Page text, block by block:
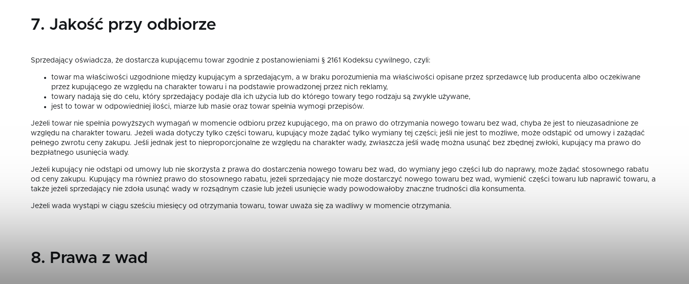
7. Jakość przy odbiorze
Sprzedający oświadcza, że dostarcza kupującemu towar zgodnie z postanowieniami § 2161 Kodeksu cywilnego, czyli:
towar ma właściwości uzgodnione między kupującym a sprzedającym, a w braku porozumienia ma właściwości opisane przez sprzedawcę lub producenta albo oczekiwane
przez kupującego ze względu na charakter towaru i na podstawie prowadzonej przez nich reklamy,
towary nadają się do celu, który sprzedający podaje dla ich użycia lub do którego towary tego rodzaju są zwykle używane,
jest to towar w odpowiedniej ilości, miarze lub masie oraz towar spełnia wymogi przepisów.
Jeżeli towar nie spełnia powyższych wymagań w momencie odbioru przez kupującego, ma on prawo do otrzymania nowego towaru bez wad, chyba że jest to nieuzasadnione ze
względu na charakter towaru. Jeżeli wada dotyczy tylko części towaru, kupujący może żądać tylko wymiany tej części; jeśli nie jest to możliwe, może odstąpić od umowy i zażądać
pełnego zwrotu ceny zakupu. Jeśli jednak jest to nieproporcjonalne ze względu na charakter wady, zwłaszcza jeśli wadę można usunąć bez zbędnej zwłoki, kupujący ma prawo do
bezpłatnego usunięcia wady.
Jeżeli kupujący nie odstąpi od umowy lub nie skorzysta z prawa do dostarczenia nowego towaru bez wad, do wymiany jego części lub do naprawy, może żądać stosownego rabatu
od ceny zakupu. Kupujący ma również prawo do stosownego rabatu, jeżeli sprzedający nie może dostarczyć nowego towaru bez wad, wymienić części towaru lub naprawić towaru, a
także jeżeli sprzedający nie zdoła usunąć wady w rozsądnym czasie lub jeżeli usunięcie wady powodowałoby znaczne trudności dla konsumenta.
Jeżeli wada wystąpi w ciągu sześciu miesięcy od otrzymania towaru, towar uważa się za wadliwy w momencie otrzymania.
8. Prawa z wad